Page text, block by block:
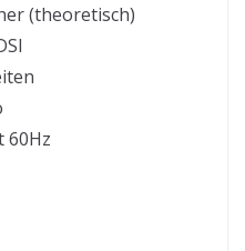
(theoretisch)
60Hz